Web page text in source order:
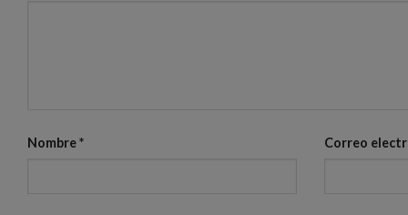
Nombre* Correo